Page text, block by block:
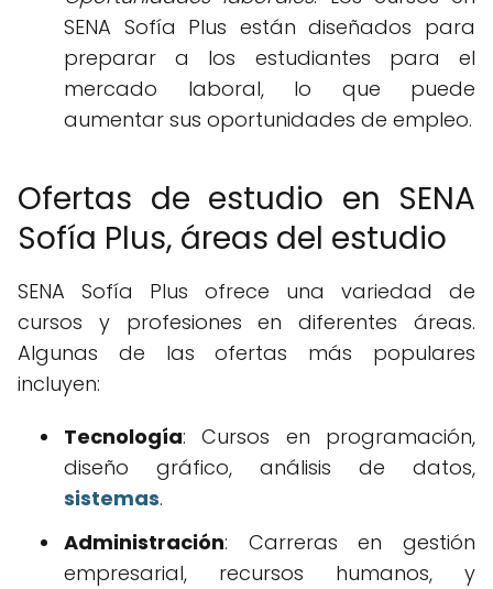
SENA Sofía Plus están diseñados para
preparar a los estudiantes para el
mercado laboral, lo que puede
aumentar sus oportunidades de empleo.
Ofertas de estudio en SENA
Sofía Plus, áreas del estudio
SENA Sofía Plus ofrece una variedad de
cursos y profesiones en diferentes áreas.
Algunas de las ofertas más populares
incluyen:
Tecnología: Cursos en programación,
diseño gráfico, análisis de datos,
sistemas.
Administración: Carreras en gestión
empresarial, recursos humanos, y